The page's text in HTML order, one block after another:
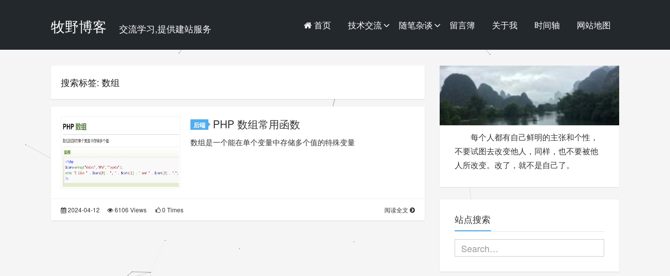
牧野博客 交流学习,提供建站服务 首页 技术交流 随笔杂谈 留言簿 关于我 时间轴 网站地图
搜索标签: 数组
后端 PHP 数组常用函数
数组是一个能在单个变量中存储多个值的特殊变量
2024-04-12 6106 Views 0 Times 阅读全文
每个人都有自己鲜明的主张和个性，
不要试图去改变他人，同样，也不要被他
人所改变。改了，就不是自己了。
站点搜索